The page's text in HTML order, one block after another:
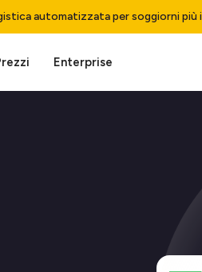
automatizzata per soggiorni più
Enterprise